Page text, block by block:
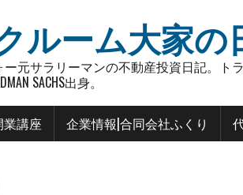
ルーム大家の
元サラリーマンの不動産投資日記。
SACHS出身。
業講座 企業情報|合同会社ふくり